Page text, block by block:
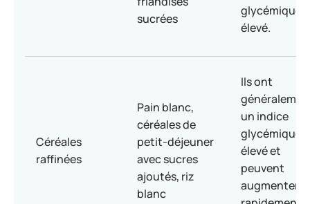
sucrées
glycémique
élevé.
Céréales
raffinées
Pain blanc,
céréales de
petit-déjeuner
avec sucres
ajoutés, riz
blanc
Ils ont
un indice
glycémique
élevé et
peuvent
augmenter